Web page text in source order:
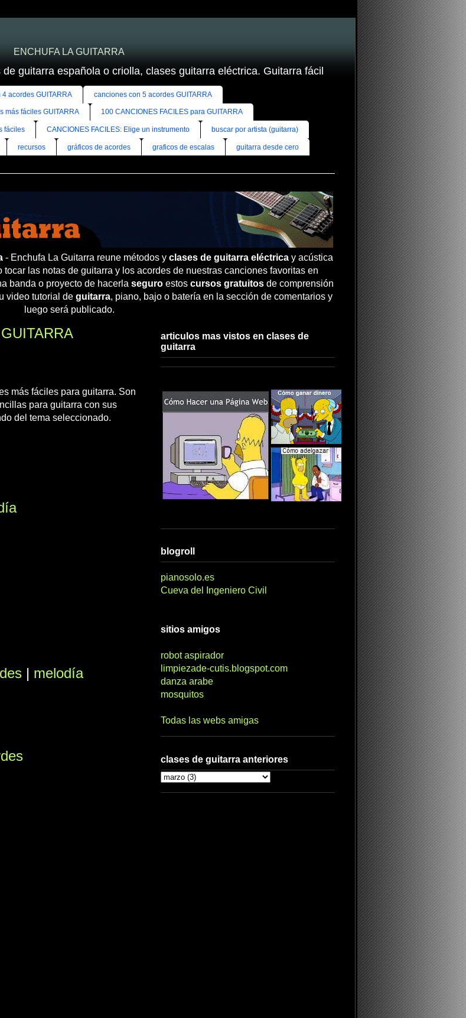
ENCHUFA LA GUITARRA
guitarra española o criolla, clases guitarra eléctrica. Guitarra fácil
acordes GUITARRA canciones con 5 acordes GUITARRA
más fáciles GUITARRA 100 CANCIONES FACILES para GUITARRA
fáciles CANCIONES FACILES: Elige un instrumento buscar por artista (guitarra)
recursos gráficos de acordes graficos de escalas guitarra desde cero
- Enchufa La Guitarra reune métodos y clases de guitarra eléctricay acústica
las notas de guitarra y los acordes de nuestras canciones favoritas en
banda o proyecto de hacerla seguroestos cursos gratuitosde comprensión
video tutorial de guitarra, piano, bajo o batería en la sección de comentarios y
luego será publicado.
más fáciles para guitarra. Son
para guitarra con sus
del tema seleccionado.
| melodía
articulos mas vistos en clases de
guitarra
blogroll
pianosolo.es
Cueva del Ingeniero Civil
sitios amigos
robot aspirador
limpiezade-cutis.blogspot.com
danza arabe
mosquitos
Todas las webs amigas
clases de guitarra anteriores